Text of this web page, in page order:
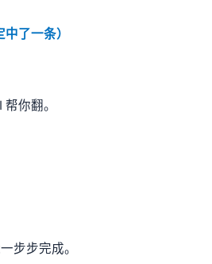
了一条）
你翻。
步步完成。